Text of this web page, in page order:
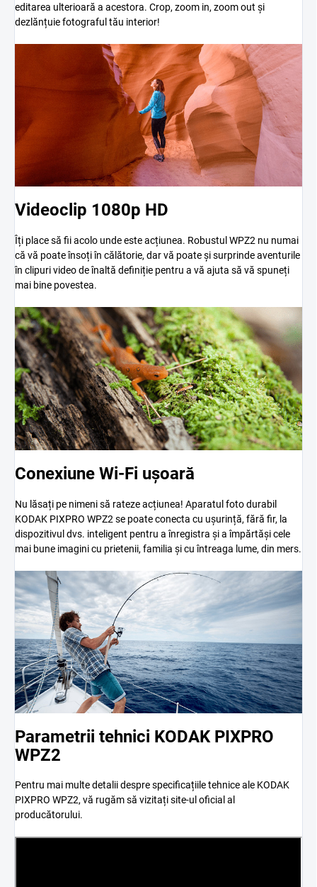
editarea ulterioară a acestora. Crop, zoom in, zoom out și
dezlănțuie fotograful tău interior!
Videoclip 1080p HD
Îți place să fii acolo unde este acțiunea. Robustul WPZ2 nu numai
că vă poate însoți în călătorie, dar vă poate și surprinde aventurile
în clipuri video de înaltă definiție pentru a vă ajuta să vă spuneți
mai bine povestea.
Conexiune Wi-Fi ușoară
Nu lăsați pe nimeni să rateze acțiunea! Aparatul foto durabil
KODAK PIXPRO WPZ2 se poate conecta cu ușurință, fără fir, la
dispozitivul dvs. inteligent pentru a înregistra și a împărtăși cele
mai bune imagini cu prietenii, familia și cu întreaga lume, din mers.
Parametrii tehnici KODAK PIXPRO
WPZ2
Pentru mai multe detalii despre specificațiile tehnice ale KODAK
PIXPRO WPZ2, vă rugăm să vizitați site-ul oficial al
producătorului.